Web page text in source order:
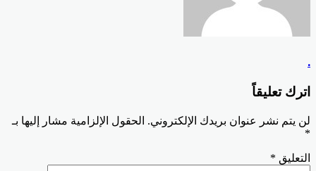
.
اترك تعليقاً
لن يتم نشر عنوان بريدك الإلكتروني. الحقول الإلزامية مشار إليها بـ
*
التعليق *